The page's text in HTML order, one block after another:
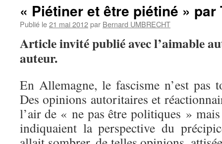
« Piétiner et être piétiné »
Publié le21 mai 2012par Bernard UMBRECHT
Article invité publié avec l’aimable
auteur.
En Allemagne, le fascisme n’est pas
Des opinions autoritaires et
l’air de « ne pas être politiques »
indiquaient la perspective du